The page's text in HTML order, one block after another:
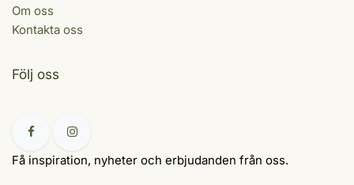
Om oss
Kontakta oss
Följ oss
Få inspiration, nyheter och erbjudanden från oss.